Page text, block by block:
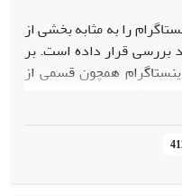
را به مثابه بخشی از
بررسی قرار داده است. بر
همچون قسمی از
روش این مقاله، از نوع
با موضوع پژوهش است.
نظریه‌پردازی چون نیک
هان، زیگمونت باومن،
به مثابه فضای